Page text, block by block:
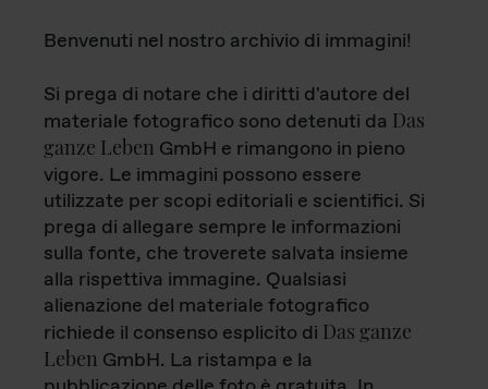
Benvenuti nel nostro archivio di immagini!
Si prega di notare che i diritti d'autore del
materiale fotografico sono detenuti da Das
ganze Leben GmbH e rimangono in pieno
vigore. Le immagini possono essere
utilizzate per scopi editoriali e scientifici. Si
prega di allegare sempre le informazioni
sulla fonte, che troverete salvata insieme
alla rispettiva immagine. Qualsiasi
alienazione del materiale fotografico
richiede il consenso esplicito di Das ganze
Leben GmbH. La ristampa e la